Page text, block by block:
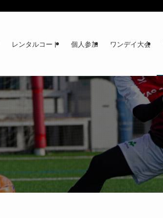
レンタルコート 個人参加 ワンデイ大会